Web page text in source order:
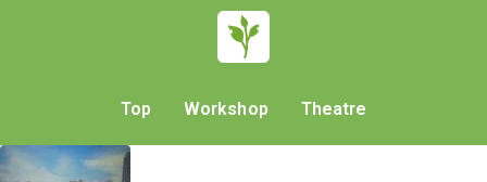
Top Workshop Theatre